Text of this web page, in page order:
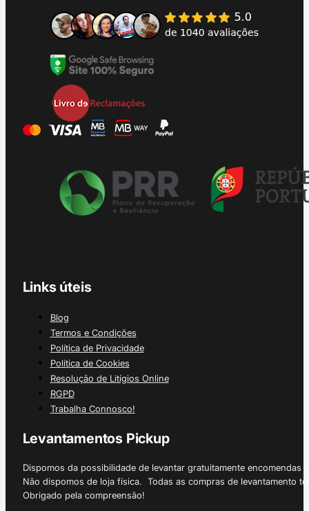
Links úteis
Blog
Termos e Condições
Política de Privacidade
Política de Cookies
Resolução de Litígios Online
RGPD
Trabalha Connosco!
Levantamentos Pickup
Dispomos da possibilidade de levantar gratuitamente
Não dispomos de loja física. Todas as compras de levantamento
Obrigado pela compreensão!